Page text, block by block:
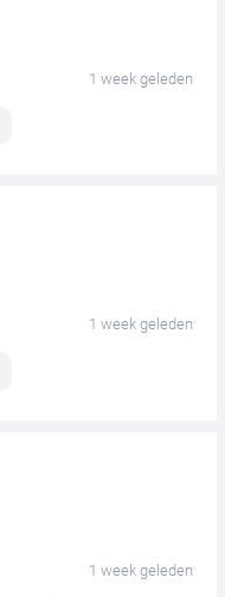
1 week geleden
1 week geleden
1 week geleden